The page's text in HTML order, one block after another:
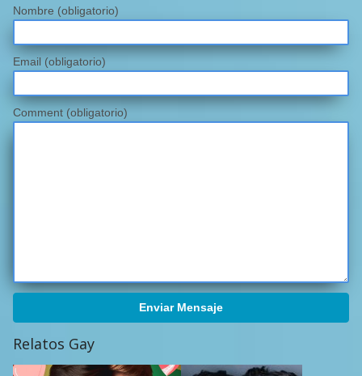
Nombre (obligatorio)
Email (obligatorio)
Comment (obligatorio)
Enviar Mensaje
Relatos Gay